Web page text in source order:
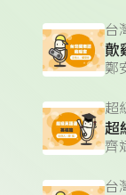
台
歕
鄭
超
齊
台